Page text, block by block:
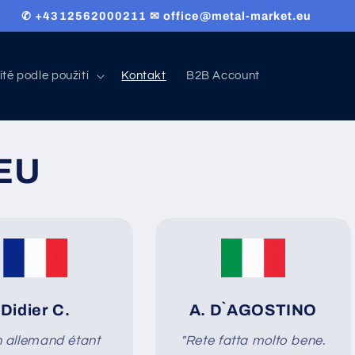
✆ +4312562000211 ✉ office@metal-market.eu
podle použití Kontakt B2B Account
Didier C.
allemand étant
A. D`AGOSTINO
"Rete fatta molto bene.